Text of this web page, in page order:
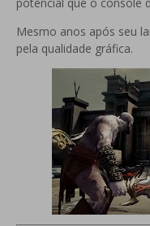
Mesmo anos após seu
pela qualidade gráfica.